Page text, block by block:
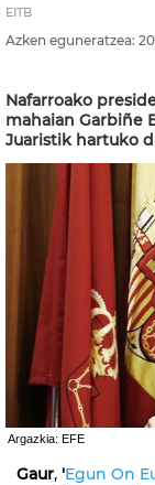
EITB
Azken eguneratzea:
Nafarroako
mahaian Garbiñe
Juaristik hartuko
Argazkia: EFE
Gaur, 'Egun On